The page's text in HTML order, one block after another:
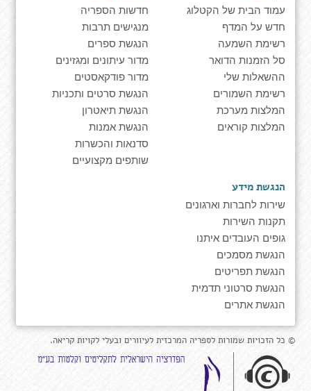
עמוד הבית של הקטלוג
חדש על המדף
רשימת השמעה
סל הזמנות הדואר
ההשאלות שלי
רשימת השמורים
המלצות מערכת
המלצות קוראים
חדשות הספריה
מנגישים תרבות
הנגשת ספרים
מדור עיתונים ומגזינים
מדור פודקאסטים
הנגשת סרטים ותכניות
הנגשת תיאטרון
הנגשת אמנות
סדנאות והכשרות
שותפים מקצועיים
הנגשת מידע
שירות לחברות וארגונים
תקנות השירות
גופים העובדים איתנו
הנגשת מסמכים
הנגשת תפריטים
הנגשת סרטוני תדמית
הנגשת אתרים
© כל הזכויות שמורות לספריה המרכזית לעיוורים ובעלי לקויות קריאה.